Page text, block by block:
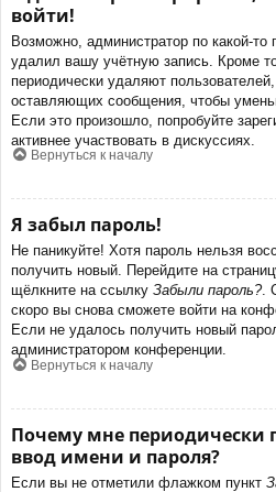
войти!
Возможно, администратор по какой-то
удалил вашу учётную запись. Кроме
периодически удаляют
оставляющих сообщения, чтобы
Если это произошло, попробуйте
активнее участвовать в дискуссиях.
Вернуться к началу
Я забыл пароль!
Не паникуйте! Хотя пароль нельзя
получить новый. Перейдите на
щёлкните на ссылку Забыли пароль?.
скоро вы снова сможете войти на
Если не удалось получить новый
администратором конференции.
Вернуться к началу
Почему мне периодически
ввод имени и пароля?
Если вы не отметили флажком пункт